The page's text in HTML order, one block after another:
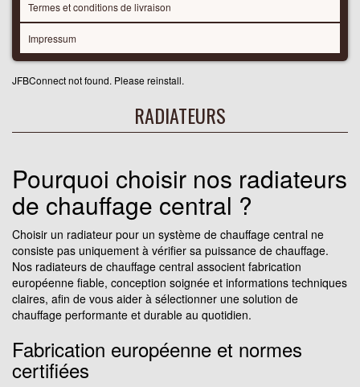
Termes et conditions de livraison
Impressum
JFBConnect not found. Please reinstall.
RADIATEURS
Pourquoi choisir nos radiateurs
de chauffage central ?
Choisir un radiateur pour un système de chauffage central ne
consiste pas uniquement à vérifier sa puissance de chauffage.
Nos radiateurs de chauffage central associent fabrication
européenne fiable, conception soignée et informations techniques
claires, afin de vous aider à sélectionner une solution de
chauffage performante et durable au quotidien.
Fabrication européenne et normes
certifiées